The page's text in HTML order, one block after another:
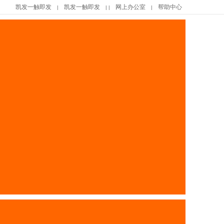
凯发一触即发 | 凯发一触即发 | | 网上办公室 | 帮助中心